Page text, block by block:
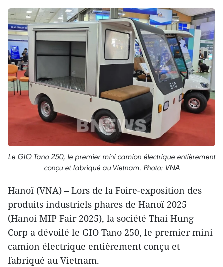
Le GIO Tano 250, le premier mini camion électrique entièrement
conçu et fabriqué au Vietnam. Photo: VNA
Hanoï (VNA) – Lors de la Foire-exposition des
produits industriels phares de Hanoï 2025
(Hanoi MIP Fair 2025), la société Thai Hung
Corp a dévoilé le GIO Tano 250, le premier mini
camion électrique entièrement conçu et
fabriqué au Vietnam.